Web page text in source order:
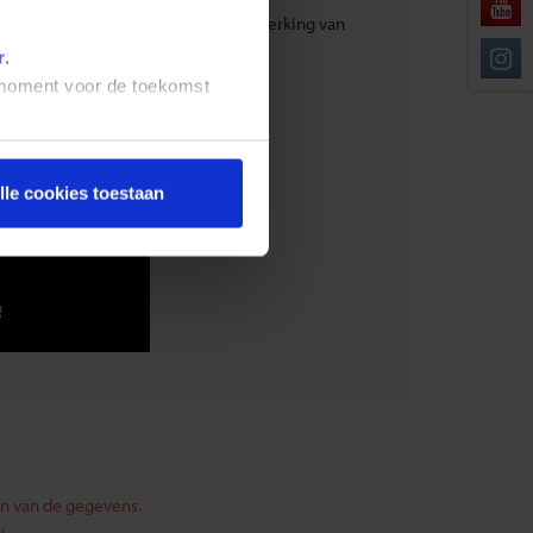
.
voor de toekomst
cookies toestaan
plus een heldere uitleg over de werking van
van de gegevens.